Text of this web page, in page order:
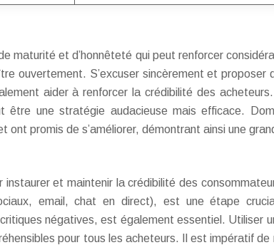
maturité et d’honnêteté qui peut renforcer
ouvertement. S’excuser sincèrement et
aider à renforcer la crédibilité des
une stratégie audacieuse mais efficace.
ont promis de s’améliorer, démontrant ainsi une
et maintenir la crédibilité des
email, chat en direct), est une étape
négatives, est également essentiel. Utiliser
pour tous les acheteurs. Il est impératif